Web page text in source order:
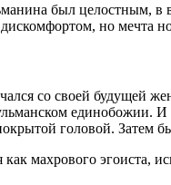
был целостным, в
но мечта
со своей будущей
единобожии.
головой. Затем
махрового эгоиста,